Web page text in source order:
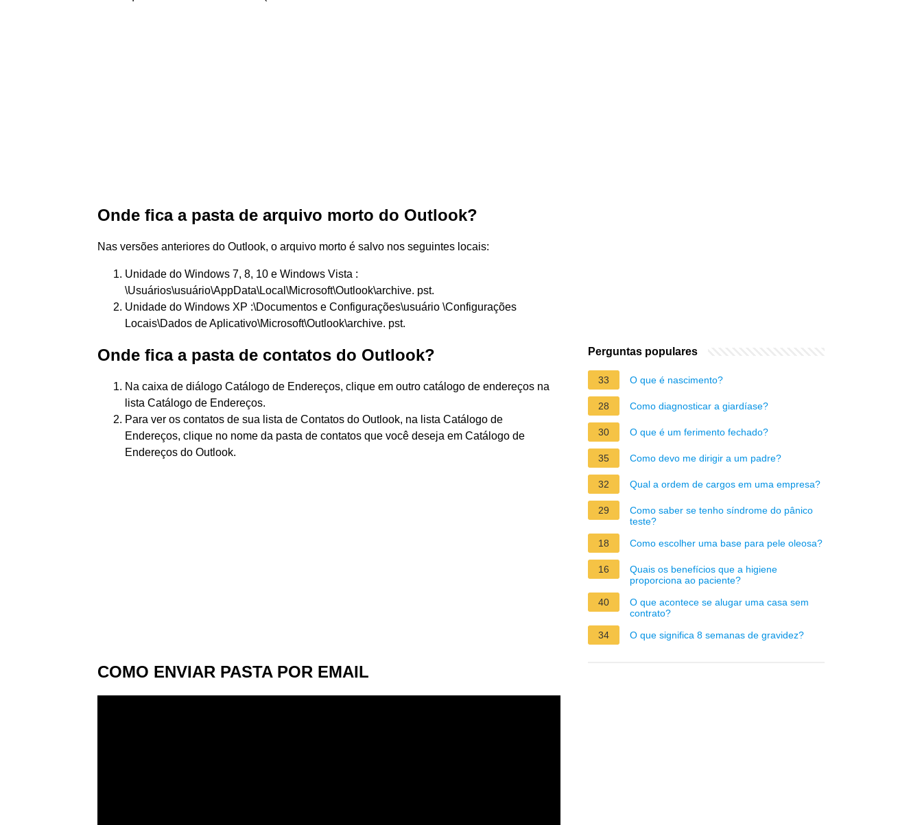
Onde fica a pasta de arquivo morto do Outlook?
Nas versões anteriores do Outlook, o arquivo morto é salvo nos seguintes locais:
Unidade do Windows 7, 8, 10 e Windows Vista :
\Usuários\usuário\AppData\Local\Microsoft\Outlook\archive. pst.
Unidade do Windows XP :\Documentos e Configurações\usuário \Configurações
Locais\Dados de Aplicativo\Microsoft\Outlook\archive. pst.
Onde fica a pasta de contatos do Outlook?
Na caixa de diálogo Catálogo de Endereços, clique em outro catálogo de endereços na
lista Catálogo de Endereços.
Para ver os contatos de sua lista de Contatos do Outlook, na lista Catálogo de
Endereços, clique no nome da pasta de contatos que você deseja em Catálogo de
Endereços do Outlook.
COMO ENVIAR PASTA POR EMAIL
Perguntas populares
33 O que é nascimento?
28 Como diagnosticar a giardíase?
30 O que é um ferimento fechado?
35 Como devo me dirigir a um padre?
32 Qual a ordem de cargos em uma empresa?
29
Como saber se tenho síndrome do pânico
teste?
18
Como escolher uma base para pele oleosa?
16
Quais os benefícios que a higiene
proporciona ao paciente?
40
O que acontece se alugar uma casa sem
contrato?
34
O que significa 8 semanas de gravidez?